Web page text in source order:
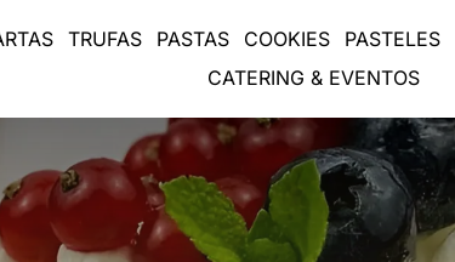
TRUFAS PASTAS COOKIES PASTELES
CATERING & EVENTOS